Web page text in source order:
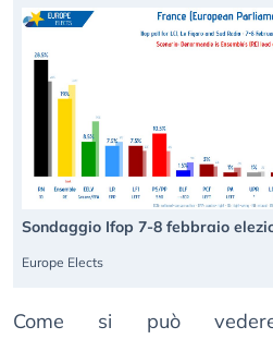
Sondaggio Ifop 7-8 febbraio
Europe Elects
Come si può